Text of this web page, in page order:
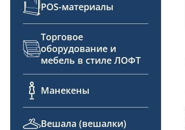
POS-материалы
Торговое
оборудование и
мебель в стиле ЛОФТ
Манекены
Вешала (вешалки)